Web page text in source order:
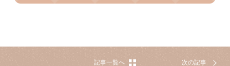
記事一覧へ 次の記事